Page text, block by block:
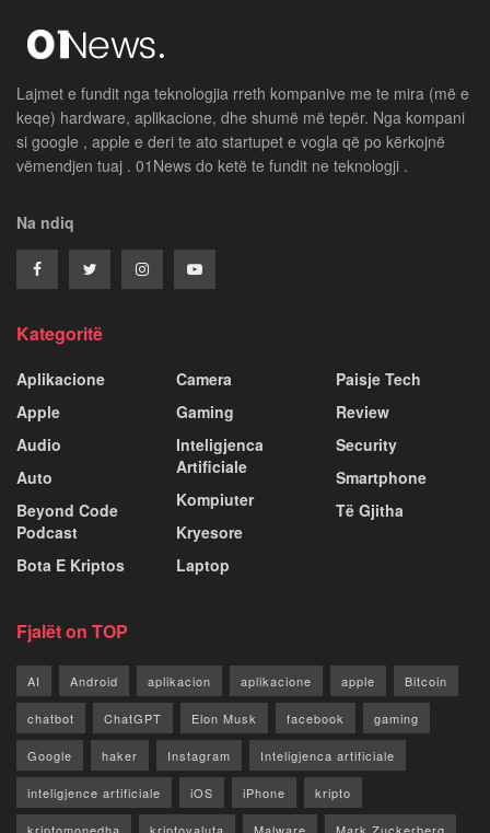
Lajmet e fundit nga teknologjia rreth kompanive me te mira (më e
keqe) hardware, aplikacione, dhe shumë më tepër. Nga kompani
si google , apple e deri te ato startupet e vogla që po kërkojnë
vëmendjen tuaj . 01News do ketë te fundit ne teknologji .
Na ndiq
Kategoritë
Aplikacione
Apple
Audio
Auto
Beyond Code
Podcast
Bota E Kriptos
Camera
Gaming
Inteligjenca
Artificiale
Kompiuter
Kryesore
Laptop
Paisje Tech
Review
Security
Smartphone
Të Gjitha
Fjalët on TOP
AI Android aplikacion aplikacione apple Bitcoin
chatbot ChatGPT Elon Musk facebook gaming
Google haker Instagram Inteligjenca artificiale
inteligjence artificiale iOS iPhone kripto
kriptomonedha kriptovaluta Malware Mark Zuckerberg